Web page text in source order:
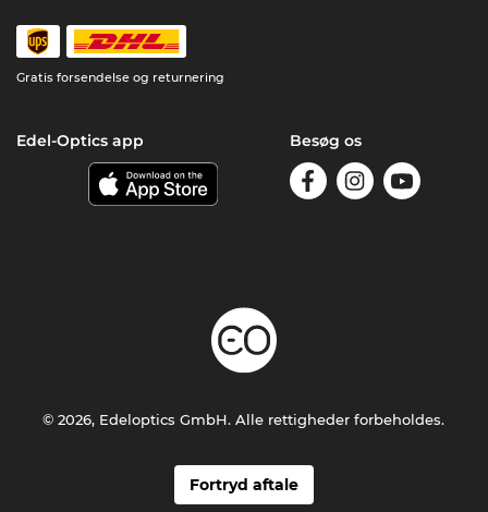
Gratis forsendelse og returnering
Edel-Optics app Besøg os
Fortryd aftale
© 2026, Edeloptics GmbH. Alle rettigheder forbeholdes.